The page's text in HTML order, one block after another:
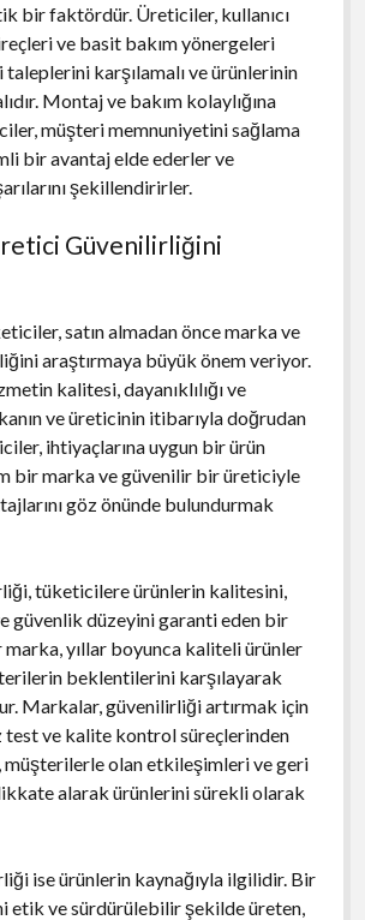
bir faktördür. Üreticiler, kullanıcı
ve basit bakım yönergeleri
karşılamalı ve ürünlerinin
Montaj ve bakım kolaylığına
müşteri memnuniyetini sağlama
bir avantaj elde ederler ve
şekillendirirler.
Güvenilirliğini
satın almadan önce marka ve
araştırmaya büyük önem veriyor.
kalitesi, dayanıklılığı ve
ve üreticinin itibarıyla doğrudan
ihtiyaçlarına uygun bir ürün
bir marka ve güvenilir bir üreticiyle
göz önünde bulundurmak
tüketicilere ürünlerin kalitesini,
güvenlik düzeyini garanti eden bir
marka, yıllar boyunca kaliteli ürünler
beklentilerini karşılayarak
Markalar, güvenilirliği artırmak için
test ve kalite kontrol süreçlerinden
müşterilerle olan etkileşimleri ve geri
alarak ürünlerini sürekli olarak
ise ürünlerin kaynağıyla ilgilidir. Bir
etik ve sürdürülebilir şekilde üreten,